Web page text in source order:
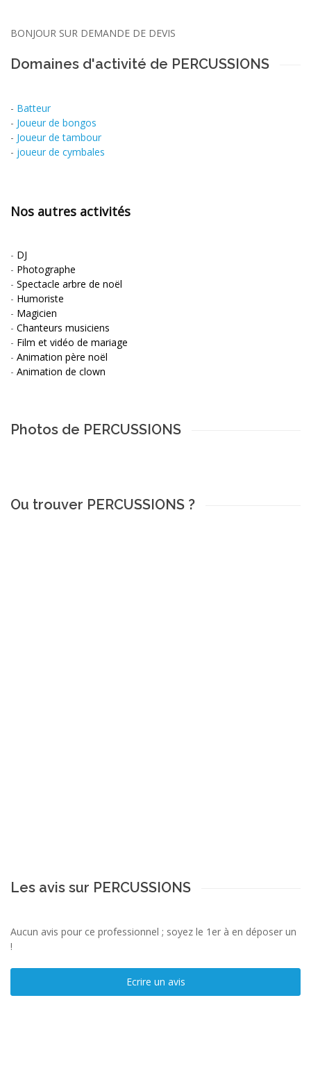
BONJOUR SUR DEMANDE DE DEVIS
Domaines d'activité de PERCUSSIONS
- Batteur
- Joueur de bongos
- Joueur de tambour
- joueur de cymbales
Nos autres activités
- DJ
- Photographe
- Spectacle arbre de noël
- Humoriste
- Magicien
- Chanteurs musiciens
- Film et vidéo de mariage
- Animation père noël
- Animation de clown
Photos de PERCUSSIONS
Ou trouver PERCUSSIONS ?
Les avis sur PERCUSSIONS
Aucun avis pour ce professionnel ; soyez le 1er à en déposer un
!
Ecrire un avis